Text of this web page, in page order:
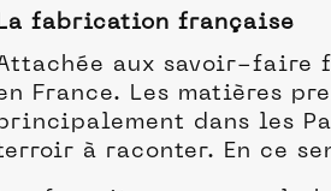
fabrication française
aux savoir-faire
France. Les matières
dans les
à raconter. En ce